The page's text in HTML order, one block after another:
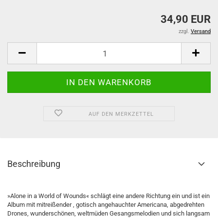
34,90 EUR
zzgl. Versand
AUF DEN MERKZETTEL
Beschreibung
»Alone in a World of Wounds« schlägt eine andere Richtung ein und ist ein
Album mit mitreißender , gotisch angehauchter Americana, abgedrehten
Drones, wunderschönen, weltmüden Gesangsmelodien und sich langsam